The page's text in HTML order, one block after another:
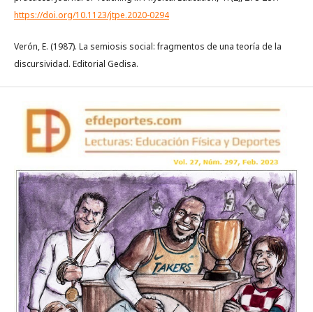
https://doi.org/10.1123/jtpe.2020-0294
Verón, E. (1987). La semiosis social: fragmentos de una teoría de la
discursividad. Editorial Gedisa.